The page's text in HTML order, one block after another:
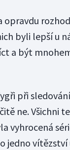
opravdu
byli lepší u
a být
při
ne. Všichni
vyhrocená
jedno vítězství